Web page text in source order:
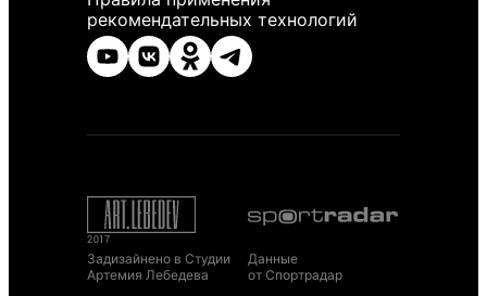
рекомендательных технологий
Задизайнено в Студии
Артемия Лебедева
Данные
от Спортрадар